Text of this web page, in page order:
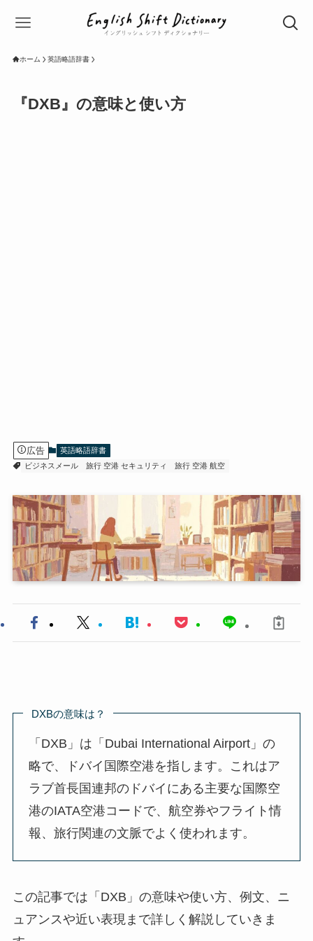
ホーム 英語略語辞書
『DXB』の意味と使い方
広告
英語略語辞書
ビジネスメール
旅行 空港 セキュリティ 旅行 空港 航空
DXBの意味は？
「DXB」は「Dubai International Airport」の
略で、ドバイ国際空港を指します。これはア
ラブ首長国連邦のドバイにある主要な国際空
港のIATA空港コードで、航空券やフライト情
報、旅行関連の文脈でよく使われます。
この記事では「DXB」の意味や使い方、例文、ニ
ュアンスや近い表現まで詳しく解説していきま